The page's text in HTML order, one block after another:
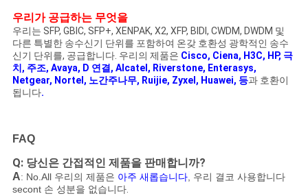
우리가 공급하는 무엇을
우리는 SFP, GBIC, SFP+, XENPAK, X2, XFP, BIDI, CWDM, DWDM 및
다른 특별한 송수신기 단위를 포함하여 온갖 호환성 광학적인 송수
신기 단위를, 공급합니다. 우리의 제품은 Cisco, Ciena, H3C, HP, 극
치, 주조, Avaya, D 연결, Alcatel, Riverstone, Enterasys,
Netgear, Nortel, 노간주나무, Ruijie, Zyxel, Huawei, 등과 호환이
됩니다.
FAQ
Q: 당신은 간접적인 제품을 판매합니까?
A: No.All 우리의 제품은 아주 새롭습니다, 우리 결코 사용합니다
secont 손 성분을 없습니다.